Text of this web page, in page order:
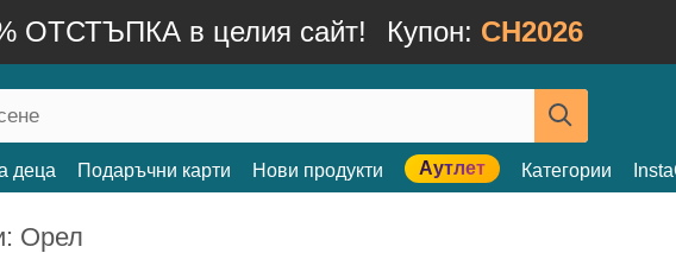
ОТСТЪПКА в целия сайт! Купон: CH2026
деца Подаръчни карти Нови продукти Аутлет Категории
Орел